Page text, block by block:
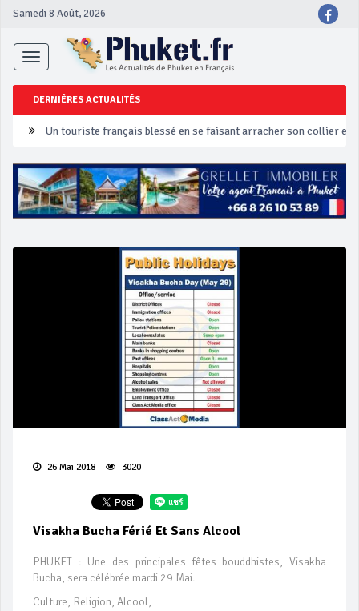
Samedi 8 Août, 2026
Toggle
navigation
DERNIÈRES ACTUALITÉS
Un touriste français blessé en se faisant arracher son collier en
Phuket Peranakan Festival
‘Phuket Eye’ assurera la sécurité pendant Songkran
Campagne de sécurité routière ‘Seven Days of Danger’ de
26 Mai 2018 3020
Visakha Bucha Férié Et Sans Alcool
PHUKET : Une des principales fêtes bouddhistes, Visakha
Bucha, sera célébrée mardi 29 Mai.
Culture, Religion, Alcool,